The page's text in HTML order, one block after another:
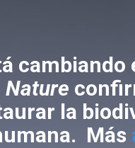
cambiando
Nature
la
Más